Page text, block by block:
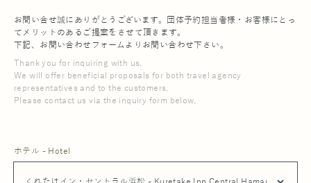
お問い合せ誠にありがとうございます。団体予約担当者様・お客様にとっ
てメリットのあるご提案をさせて頂きます。
下記、お問い合わせフォームよりお問い合わせ下さい。
Thank you for inquiring with us.
We will offer beneficial proposals for both travel agency
representatives and to the customers.
Please contact us via the inquiry form below.
ホテル - Hotel